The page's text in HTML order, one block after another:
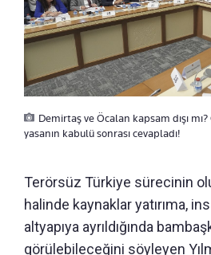
Demirtaş ve Öcalan kapsam dışı
yasanın kabulü sonrası cevapladı!
Terörsüz Türkiye sürecinin
halinde kaynaklar yatırıma,
altyapıya ayrıldığında
görülebileceğini söyleyen